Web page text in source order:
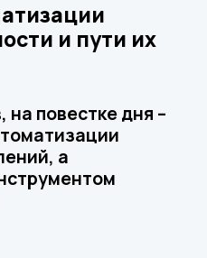
и пути их
повестке дня –
а